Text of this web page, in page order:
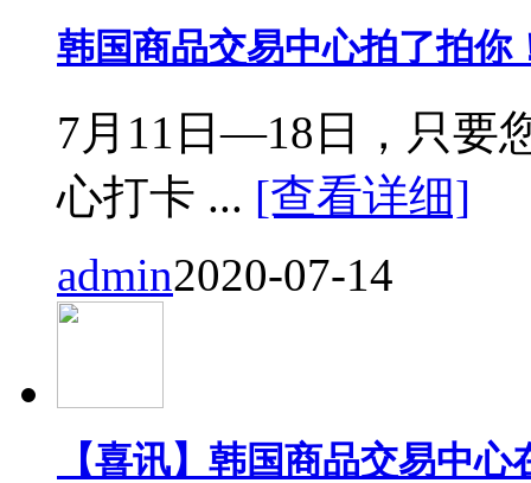
韩国商品交易中心拍了拍你
7月11日—18日，只要
心打卡 ... [查看详细]
admin2020-07-14
【喜讯】韩国商品交易中